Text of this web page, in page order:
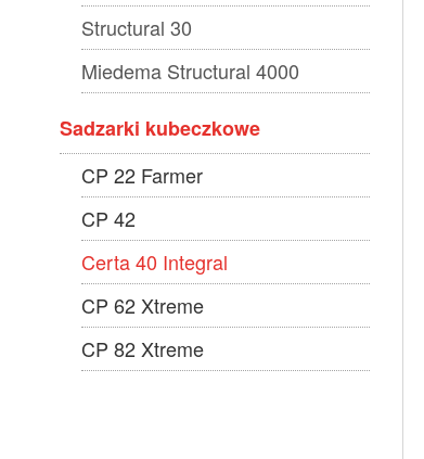
Structural 30
Miedema Structural 4000
Sadzarki kubeczkowe
CP 22 Farmer
CP 42
Certa 40 Integral
CP 62 Xtreme
CP 82 Xtreme